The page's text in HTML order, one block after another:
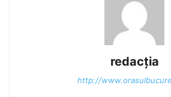
redacția
http://